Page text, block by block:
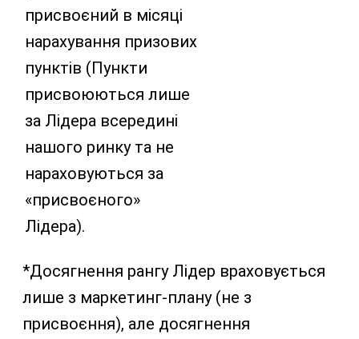
присвоєний в місяці
нарахування призових
пунктів (Пункти
присвоюються лише
за Лідера всередині
нашого ринку та не
нараховуються за
«присвоєного»
Лідера).
*Досягнення рангу Лідер враховується
лише з маркетинг-плану (не з
присвоєння), але досягнення